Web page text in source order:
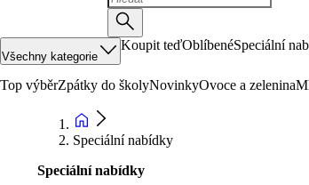
Všechny kategorie
Koupit teďOblíbenéSpeciální
Top výběrZpátky do školyNovinkyOvoce a zelenina
Speciální nabídky
Speciální nabídky